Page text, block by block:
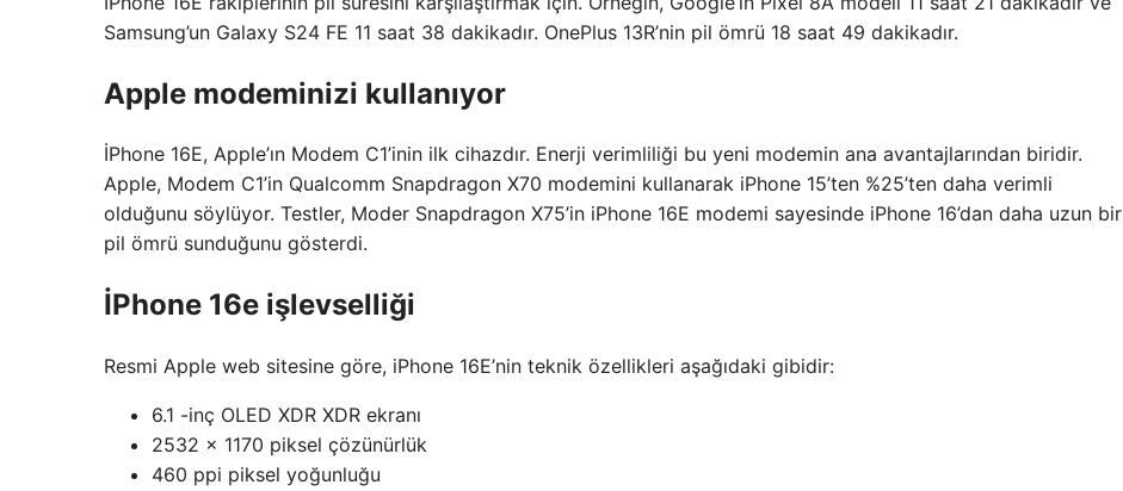
Samsung’un Galaxy S24 FE 11 saat 38 dakikadır. OnePlus 13R’nin pil ömrü 18 saat 49 dakikadır.
Apple modeminizi kullanıyor
İPhone 16E, Apple’ın Modem C1’inin ilk cihazdır. Enerji verimliliği bu yeni modemin ana avantajlarından biridir.
Apple, Modem C1’in Qualcomm Snapdragon X70 modemini kullanarak iPhone 15’ten %25’ten daha verimli
olduğunu söylüyor. Testler, Moder Snapdragon X75’in iPhone 16E modemi sayesinde iPhone 16’dan daha uzun bir
pil ömrü sunduğunu gösterdi.
İPhone 16e işlevselliği
Resmi Apple web sitesine göre, iPhone 16E’nin teknik özellikleri aşağıdaki gibidir:
6.1 -inç OLED XDR XDR ekranı
2532 x 1170 piksel çözünürlük
460 ppi piksel yoğunluğu